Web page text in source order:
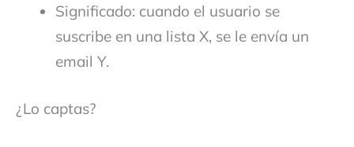
Significado: cuando el usuario se
suscribe en una lista X, se le envía un
email Y.
¿Lo captas?